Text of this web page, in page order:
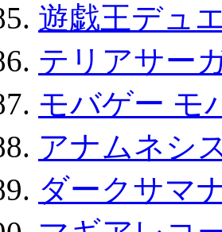
遊戯王デュ
テリアサー
モバゲー モ
アナムネシ
ダークサマ